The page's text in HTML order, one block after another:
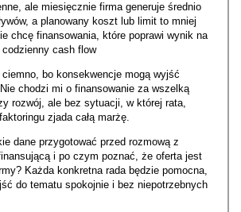
ale miesięcznie firma generuje średnio
a planowany koszt lub limit to mniej
chcę finansowania, które poprawi wynik na
cash flow
ciemno, bo konsekwencje mogą wyjść
chodzi mi o finansowanie za wszelką
rozwój, ale bez sytuacji, w której rata,
zjada całą marżę.
dane przygotować przed rozmową z
i po czym poznać, że oferta jest
Każda konkretna rada będzie pomocna,
do tematu spokojnie i bez niepotrzebnych